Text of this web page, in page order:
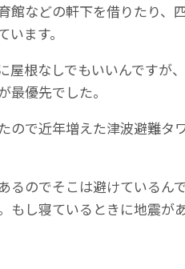
館などの軒下を借りたり、
ます。
屋根なしでもいいんですが
最優先でした。
ので近年増えた津波避難タ
るのでそこは避けているん
もし寝ているときに地震が